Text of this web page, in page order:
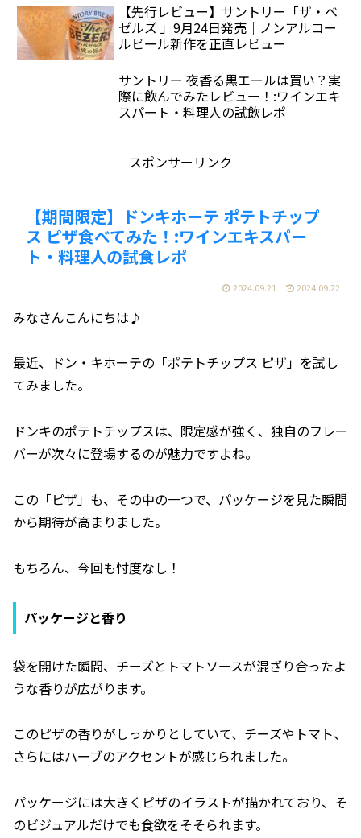
【先行レビュー】サントリー「ザ・ベ
ゼルズ 」9月24日発売｜ノンアルコー
ルビール新作を正直レビュー
サントリー 夜香る黒エールは買い？実
際に飲んでみたレビュー！:ワインエキ
スパート・料理人の試飲レポ
スポンサーリンク
【期間限定】ドンキホーテ ポテトチップ
ス ピザ食べてみた！:ワインエキスパー
ト・料理人の試食レポ
2024.09.21 2024.09.22
みなさんこんにちは♪
最近、ドン・キホーテの「ポテトチップス ピザ」を試し
てみました。
ドンキのポテトチップスは、限定感が強く、独自のフレー
バーが次々に登場するのが魅力ですよね。
この「ピザ」も、その中の一つで、パッケージを見た瞬間
から期待が高まりました。
もちろん、今回も忖度なし！
パッケージと香り
袋を開けた瞬間、チーズとトマトソースが混ざり合ったよ
うな香りが広がります。
このピザの香りがしっかりとしていて、チーズやトマト、
さらにはハーブのアクセントが感じられました。
パッケージには大きくピザのイラストが描かれており、そ
のビジュアルだけでも食欲をそそられます。